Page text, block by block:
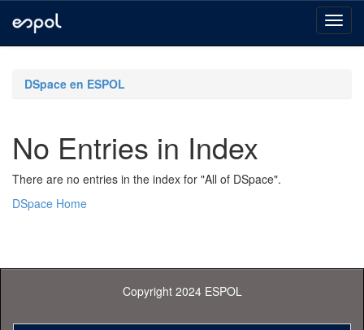
navigationDSpace en ESPOL
No Entries in Index
There are no entries in the index for "All of DSpace".
DSpace Home
Copyright 2024 ESPOL